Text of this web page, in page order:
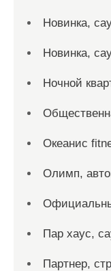
Новинка,
Новинка,
Ночной
Океанис
Олимп,
Пар хаус,
Партнер,